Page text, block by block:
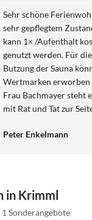
Sehr schöne
sehr gepflegtem
kann 1× /Aufenthalt
genutzt werden. Für
Butzung der Sauna
Wertmarken erworben
Frau Bachmayer steht
mit Rat und Tat zur
gut mit dem
kommen gerne wieder.
Peter Enkelmann
in Krimml
Sonderangebote